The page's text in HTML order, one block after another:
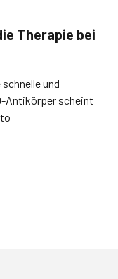
Therapie bei
und
Antikörper scheint